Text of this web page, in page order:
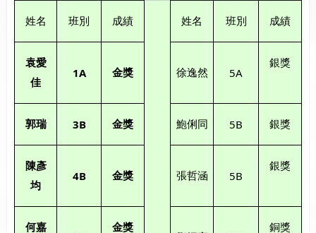
姓名 班別 成績 姓名 班別 成績
袁愛
佳
1A 金獎 徐逸然 5A
銀獎
郭瑞 3B 金獎 鮑俐同 5B 銀獎
陳彥
均
4B 金獎 張哲涵 5B
銀獎
何嘉
金獎
銅獎